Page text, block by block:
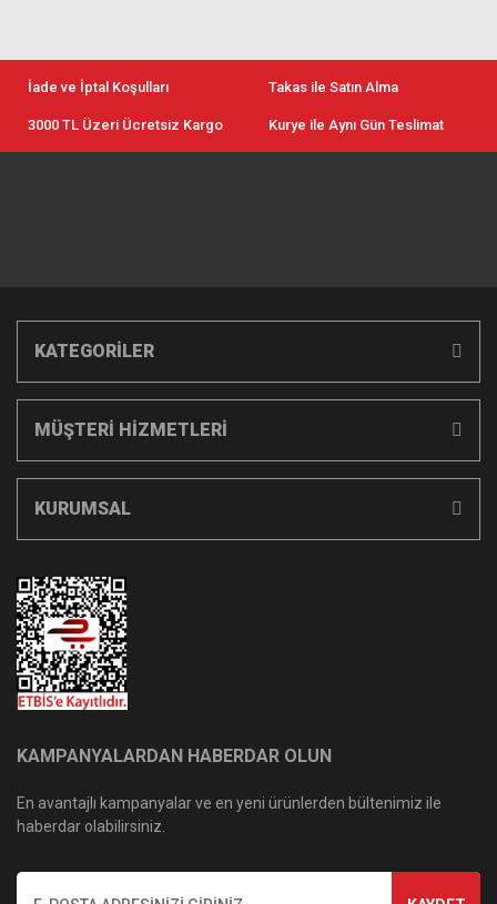
İade ve İptal Koşulları Takas ile Satın Alma
3000 TL Üzeri Ücretsiz Kargo Kurye ile Aynı Gün Teslimat
KATEGORİLER
MÜŞTERİ HİZMETLERİ
KURUMSAL
KAMPANYALARDAN HABERDAR OLUN
En avantajlı kampanyalar ve en yeni ürünlerden bültenimiz ile
haberdar olabilirsiniz.